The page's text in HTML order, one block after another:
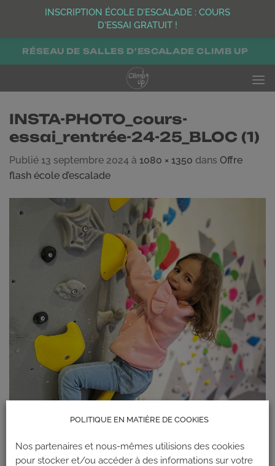
PasserRÉSEAU DE SALLES D'ESCALADE CLIMB UP
INSTA-PHOTO_cours-
essai_rentrée-24-25_BLOC (1)
Publié 13 septembre 2024 à 1080 × 1350 dans Offre
flash école d’escalade
INSCRIPTION ÉCOLE D’ESCALADE : COURS
D'ESSAI GRATUIT !
POLITIQUE EN MATIÈRE DE COOKIES
Nos partenaires et nous-mêmes utilisions des cookies
pour stocker et/ou accéder à des informations sur votre